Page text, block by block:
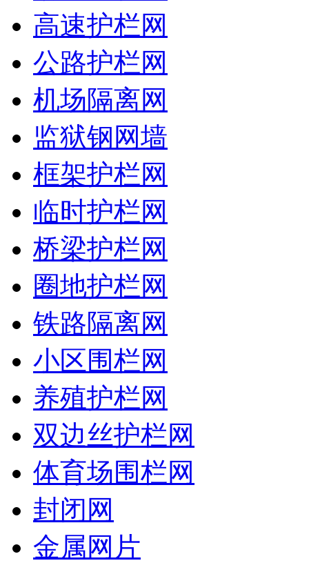
高速护栏网
公路护栏网
机场隔离网
监狱钢网墙
框架护栏网
临时护栏网
桥梁护栏网
圈地护栏网
铁路隔离网
小区围栏网
养殖护栏网
双边丝护栏网
体育场围栏网
封闭网
金属网片